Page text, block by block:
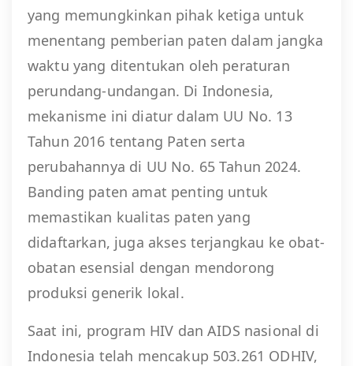
yang memungkinkan pihak ketiga untuk
menentang pemberian paten dalam jangka
waktu yang ditentukan oleh peraturan
perundang-undangan. Di Indonesia,
mekanisme ini diatur dalam UU No. 13
Tahun 2016 tentang Paten serta
perubahannya di UU No. 65 Tahun 2024.
Banding paten amat penting untuk
memastikan kualitas paten yang
didaftarkan, juga akses terjangkau ke obat-
obatan esensial dengan mendorong
produksi generik lokal.
Saat ini, program HIV dan AIDS nasional di
Indonesia telah mencakup 503.261 ODHIV,